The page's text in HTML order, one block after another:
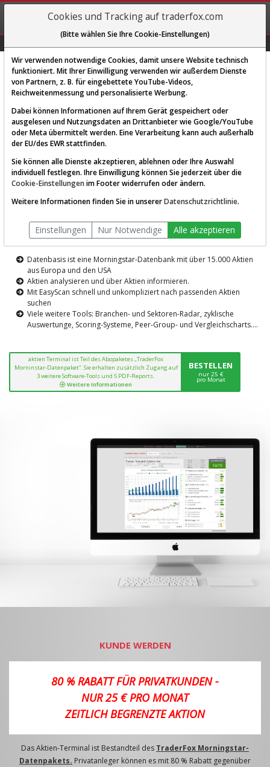
REGIS-
TRIEREN
Diese Funktion ist nur für
AKTIEN-TERMINAL
Die Aktienanalyse-Plattform von
TraderFox
Datenbasis ist eine Morningstar-Datenbank mit über 15.000 Aktien
aus Europa und den USA
Aktien analysieren und über Aktien informieren.
Mit EasyScan schnell und unkompliziert nach passenden Aktien
suchen
Viele weitere Tools: Branchen- und Sektoren-Radar, zyklische
Auswertunge, Scoring-Systeme, Peer-Group- und Vergleichscharts....
aktien Terminal ist Teil des Abopaketes „TraderFox
Morninstar-Datenpaket“. Sie erhalten zusätzlich Zugang auf
3 weitere Software-Tools und 5 PDF-Reports.
Weitere Informationen
BESTELLEN
nur 25 €
pro Monat
KUNDE WERDEN
80 % RABATT FÜR PRIVATKUNDEN -
NUR 25 € PRO MONAT
ZEITLICH BEGRENZTE AKTION
Das Aktien-Terminal ist Bestandteil des TraderFox Morningstar-
Datenpakets. Privatanleger können es mit 80 % Rabatt gegenüber
Cookies und Tracking auf traderfox.com
(Bitte wählen Sie Ihre Cookie-Einstellungen)
Wir verwenden notwendige Cookies, damit unsere Website technisch
funktioniert. Mit Ihrer Einwilligung verwenden wir außerdem Dienste
von Partnern, z. B. für eingebettete YouTube-Videos,
Reichweitenmessung und personalisierte Werbung.
Dabei können Informationen auf Ihrem Gerät gespeichert oder
ausgelesen und Nutzungsdaten an Drittanbieter wie Google/YouTube
oder Meta übermittelt werden. Eine Verarbeitung kann auch außerhalb
der EU/des EWR stattfinden.
Sie können alle Dienste akzeptieren, ablehnen oder Ihre Auswahl
individuell festlegen. Ihre Einwilligung können Sie jederzeit über die
Cookie-Einstellungen im Footer widerrufen oder ändern.
Weitere Informationen finden Sie in unsererDatenschutzrichtlinie.
Einstellungen Nur Notwendige Alle akzeptieren